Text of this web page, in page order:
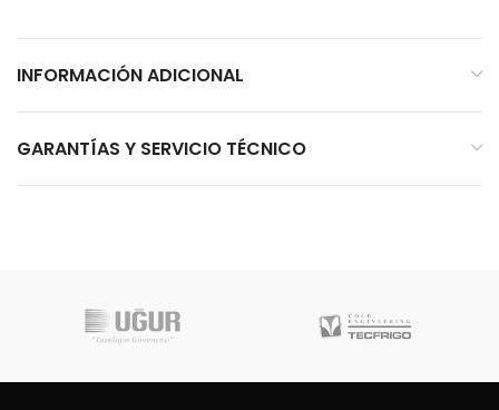
INFORMACIÓN ADICIONAL
GARANTÍAS Y SERVICIO TÉCNICO